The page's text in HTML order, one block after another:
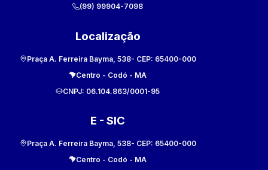
(99) 99904-7098
Localização
Praça A. Ferreira Bayma, 538- CEP: 65400-000
Centro - Codó - MA
CNPJ: 06.104.863/0001-95
E - SIC
Praça A. Ferreira Bayma, 538- CEP: 65400-000
Centro - Codó - MA